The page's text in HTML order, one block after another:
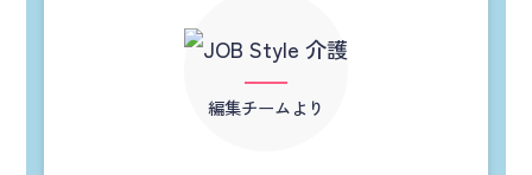
編集チームより